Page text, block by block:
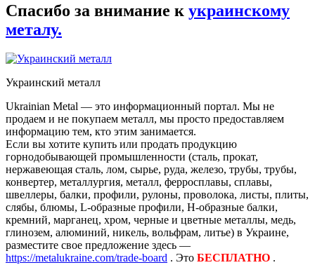
Спасибо за внимание к украинскому
металу.
Украинский металл
Ukrainian Metal — это информационный портал. Мы не
продаем и не покупаем металл, мы просто предоставляем
информацию тем, кто этим занимается.
Если вы хотите купить или продать продукцию
горнодобывающей промышленности (сталь, прокат,
нержавеющая сталь, лом, сырье, руда, железо, трубы, трубы,
конвертер, металлургия, металл, ферросплавы, сплавы,
швеллеры, балки, профили, рулоны, проволока, листы, плиты,
слябы, блюмы, L-образные профили, H-образные балки,
кремний, марганец, хром, черные и цветные металлы, медь,
глинозем, алюминий, никель, вольфрам, литье) в Украине,
разместите свое предложение здесь —
https://metalukraine.com/trade-board . Это БЕСПЛАТНО .